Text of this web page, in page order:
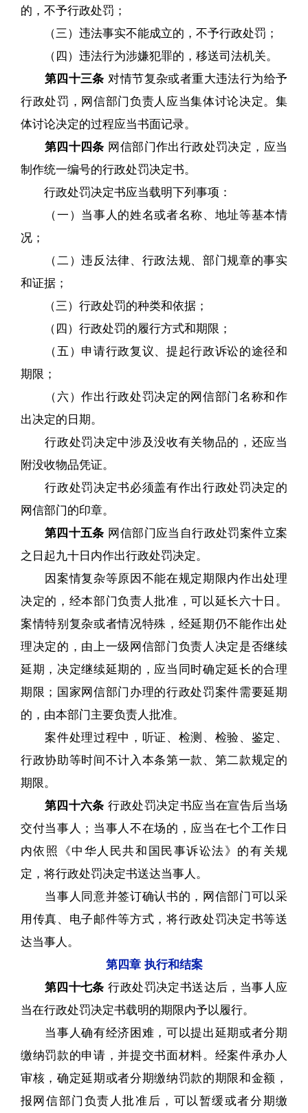
的，不予行政处罚；
（三）违法事实不能成立的，不予行政处罚；
（四）违法行为涉嫌犯罪的，移送司法机关。
第四十三条 对情节复杂或者重大违法行为给予
行政处罚，网信部门负责人应当集体讨论决定。集
体讨论决定的过程应当书面记录。
第四十四条 网信部门作出行政处罚决定，应当
制作统一编号的行政处罚决定书。
行政处罚决定书应当载明下列事项：
（一）当事人的姓名或者名称、地址等基本情
况；
（二）违反法律、行政法规、部门规章的事实
和证据；
（三）行政处罚的种类和依据；
（四）行政处罚的履行方式和期限；
（五）申请行政复议、提起行政诉讼的途径和
期限；
（六）作出行政处罚决定的网信部门名称和作
出决定的日期。
行政处罚决定中涉及没收有关物品的，还应当
附没收物品凭证。
行政处罚决定书必须盖有作出行政处罚决定的
网信部门的印章。
第四十五条 网信部门应当自行政处罚案件立案
之日起九十日内作出行政处罚决定。
因案情复杂等原因不能在规定期限内作出处理
决定的，经本部门负责人批准，可以延长六十日。
案情特别复杂或者情况特殊，经延期仍不能作出处
理决定的，由上一级网信部门负责人决定是否继续
延期，决定继续延期的，应当同时确定延长的合理
期限；国家网信部门办理的行政处罚案件需要延期
的，由本部门主要负责人批准。
案件处理过程中，听证、检测、检验、鉴定、
行政协助等时间不计入本条第一款、第二款规定的
期限。
第四十六条 行政处罚决定书应当在宣告后当场
交付当事人；当事人不在场的，应当在七个工作日
内依照《中华人民共和国民事诉讼法》的有关规
定，将行政处罚决定书送达当事人。
当事人同意并签订确认书的，网信部门可以采
用传真、电子邮件等方式，将行政处罚决定书等送
达当事人。
第四章 执行和结案
第四十七条 行政处罚决定书送达后，当事人应
当在行政处罚决定书载明的期限内予以履行。
当事人确有经济困难，可以提出延期或者分期
缴纳罚款的申请，并提交书面材料。经案件承办人
审核，确定延期或者分期缴纳罚款的期限和金额，
报网信部门负责人批准后，可以暂缓或者分期缴